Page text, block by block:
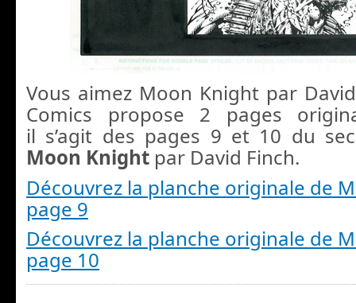
Vous aimez Moon Knight par
Comics propose 2 pages
il s’agit des pages 9 et 10 du
Moon Knight par David Finch.
Découvrez la planche originale de
page 9
Découvrez la planche originale de
page 10